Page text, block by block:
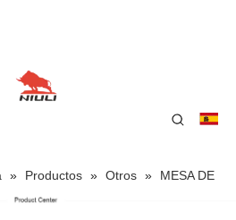
» Productos » Otros »
MESA DE
DE ELEVACIÓN AÉREA DE